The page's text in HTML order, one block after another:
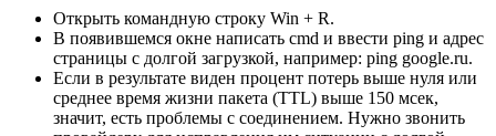
Открыть командную строку Win + R.
В появившемся окне написать cmd и ввести ping и адрес
страницы с долгой загрузкой, например: ping google.ru.
Если в результате виден процент потерь выше нуля или
среднее время жизни пакета (TTL) выше 150 мсек,
значит, есть проблемы с соединением. Нужно звонить